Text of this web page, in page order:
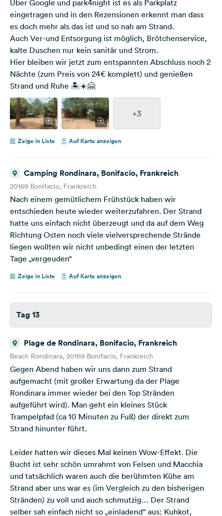
Über Google und park4night ist es als Parkplatz
eingetragen und in den Rezensionen erkennt man dass
es doch mehr als das ist und so nah am Strand.
Auch Ver-und Entsorgung ist möglich, Brötchenservice,
kalte Duschen nur kein sanitär und Strom.
Hier bleiben wir jetzt zum entspannten Abschluss noch 2
Nächte (zum Preis von 24€ komplett) und genießen
Strand und Ruhe 🏝️☀️🤗
+3
Zeige in Liste Auf Karte anzeigen
Camping Rondinara, Bonifacio, Frankreich
20169 Bonifacio, Frankreich
Nach einem gemütlichem Frühstück haben wir
entschieden heute wieder weiterzufahren. Der Strand
hatte uns einfach nicht überzeugt und da auf dem Weg
Richtung Osten noch viele vielversprechende Strände
liegen wollten wir nicht unbedingt einen der letzten
Tage „vergeuden“
Zeige in Liste Auf Karte anzeigen
Tag 13
Plage de Rondinara, Bonifacio, Frankreich
Beach Rondinara, 20169 Bonifacio, Frankreich
Gegen Abend haben wir uns dann zum Strand
aufgemacht (mit großer Erwartung da der Plage
Rondinara immer wieder bei den Top Stränden
aufgeführt wird). Man geht ein kleines Stück
Trampelpfad (ca 10 Minuten zu Fuß) der direkt zum
Strand hinunter führt.
Leider hatten wir dieses Mal keinen Wow-Effekt. Die
Bucht ist sehr schön umrahmt von Felsen und Macchia
und tatsächlich waren auch die berühmten Kühe am
Strand aber uns war es (im Vergleich zu den bisherigen
Stränden) zu voll und auch schmutzig… Der Strand
selber sah einfach nicht so „einladend“ aus: Kuhkot,